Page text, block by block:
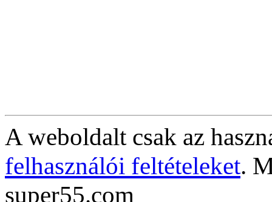
A weboldalt csak az
felhasználói feltételeket.
super55.com